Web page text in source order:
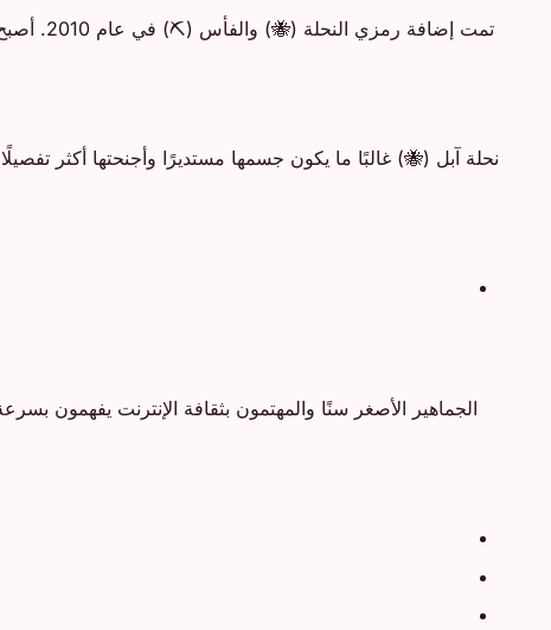
تمت
نحلة آبل (🐝) غالبًا ما يكون جسمها مستديرًا وأجنحتها
الجماهير الأصغر سنًا والمهتمون بثقافة الإنترنت يفهمون